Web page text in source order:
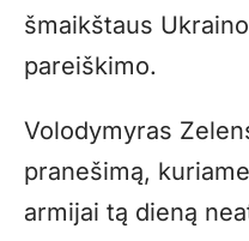
šmaikštaus
pareiškimo.
Volodymyras
pranešimą,
armijai tą dieną